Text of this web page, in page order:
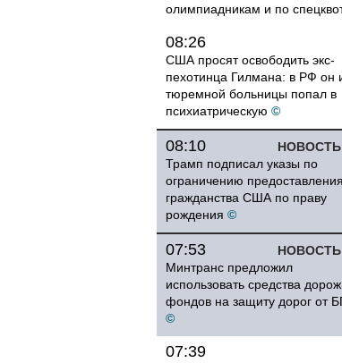
олимпиадникам и по
08:26
США просят освободить экс-
пехотинца Гилмана: в РФ он
тюремной больницы попал в
психиатрическую ©
08:10
Трамп подписал указы по
ограничению предоставления
гражданства США по праву
рождения ©
07:53
Минтранс предложил
использовать средства
фондов на защиту дорог от
©
07:39